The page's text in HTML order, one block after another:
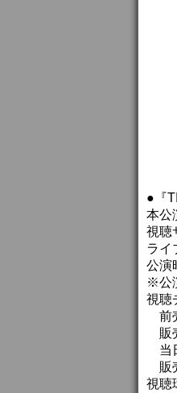
●『
本公
視聴
ライ
公演
※公
視聴
前
販
当
販
視聴